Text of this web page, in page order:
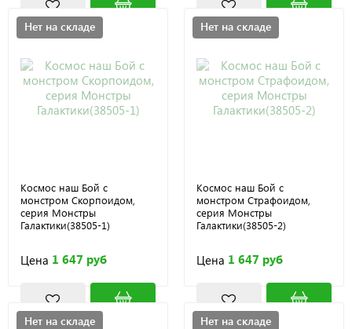
Нет на складе
Космос наш Бой с
монстром Скорпоидом,
серия Монстры
Галактики(38505-1)
Цена 1 647 руб
Нет на складе
Космос наш Бой с
монстром Страфоидом,
серия Монстры
Галактики(38505-2)
Цена 1 647 руб
Нет на складе Нет на складе